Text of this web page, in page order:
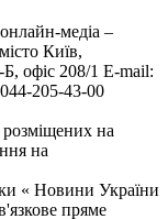
медіа –
Київ,
офіс 208/1 E-mail:
205-43-00
розміщених на
на
« Новини України
пряме